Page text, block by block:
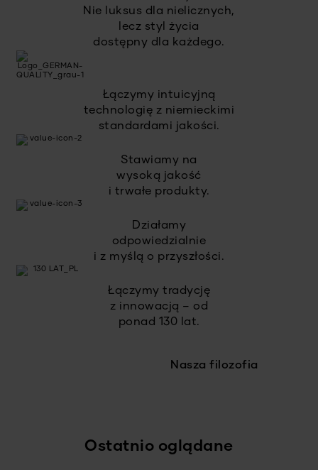
Nie luksus dla nielicznych,
lecz styl życia
dostępny dla każdego.
Łączymy intuicyjną
technologię z niemieckimi
standardami jakości.
Stawiamy na
wysoką jakość
i trwałe produkty.
Działamy
odpowiedzialnie
i z myślą o przyszłości.
Łączymy tradycję
z innowacją – od
ponad 130 lat.
Nasza filozofia
Ostatnio oglądane